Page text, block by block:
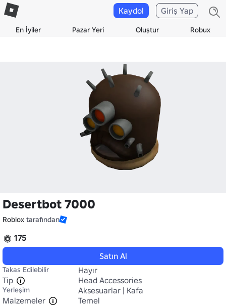
En İyiler Pazar Yeri Oluştur Robux
Kaydol Giriş Yap
Desertbot 7000
Roblox tarafından
175
Satın Al
Takas Edilebilir
Hayır
Tip
Head Accessories
Yerleşim
Aksesuarlar | Kafa
Malzemeler
Temel